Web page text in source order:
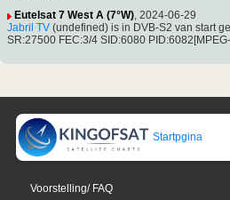
Eutelsat 7 West A (7°W), 2024-06-29
Jabril TV (undefined) is in DVB-S2 van start
SR:27500 FEC:3/4 SID:6080
Startpgina
Voorstelling/ FAQ